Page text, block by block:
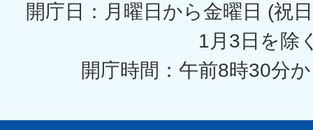
開庁日：月曜日から金曜日 (祝
1月3日を除
開庁時間：午前8時30分